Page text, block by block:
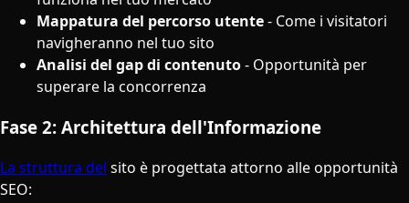
Mappatura del percorso utente- Come i visitatori
navigheranno nel tuo sito
Analisi del gap di contenuto- Opportunità per
superare la concorrenza
Fase 2: Architettura dell'Informazione
La struttura del sito è progettata attorno alle opportunità
SEO: